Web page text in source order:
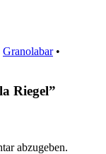
Granolabar•
Riegel”
abzugeben.